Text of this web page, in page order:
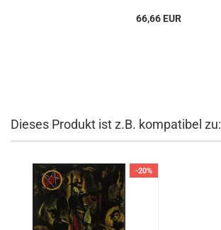
66,66 EUR
Dieses Produkt ist z.B. kompatibel zu:
-20%